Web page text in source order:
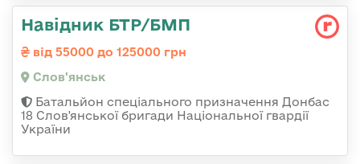
Навідник БТР/БМП
від 55000 до 125000 грн
Слов'янськ
Батальйон спеціального призначення Донбас
18 Слов'янської бригади Національної гвардії
України